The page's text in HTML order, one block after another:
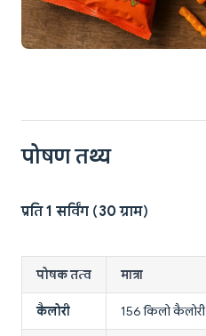
पोषण तथ्य
प्रति 1 सर्विंग (30 ग्राम)
पोषक तत्व मात्रा
कैलोरी 156 किलो कैलोरी